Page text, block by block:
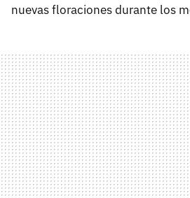
nuevas floraciones durante los